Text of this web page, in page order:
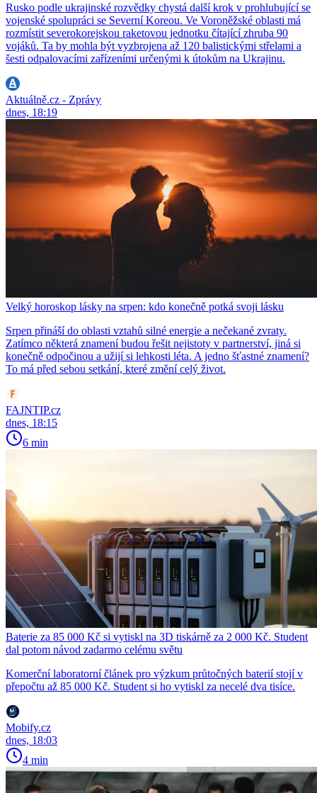
Rusko podle ukrajinské rozvědky chystá další krok v prohlubující se
vojenské spolupráci se Severní Koreou. Ve Voroněžské oblasti má
rozmístit severokorejskou raketovou jednotku čítající zhruba 90
vojáků. Ta by mohla být vyzbrojena až 120 balistickými střelami a
šesti odpalovacími zařízeními určenými k útokům na Ukrajinu.
Aktuálně.cz - Zprávy
dnes, 18:19
Velký horoskop lásky na srpen: kdo konečně potká svoji lásku
Srpen přináší do oblasti vztahů silné energie a nečekané zvraty.
Zatímco některá znamení budou řešit nejistoty v partnerství, jiná si
konečně odpočinou a užijí si lehkosti léta. A jedno šťastné znamení?
To má před sebou setkání, které změní celý život.
FAJNTIP.cz
dnes, 18:15
6 min
Baterie za 85 000 Kč si vytiskl na 3D tiskárně za 2 000 Kč. Student
dal potom návod zadarmo celému světu
Komerční laboratorní článek pro výzkum průtočných baterií stojí v
přepočtu až 85 000 Kč. Student si ho vytiskl za necelé dva tisíce.
Mobify.cz
dnes, 18:03
4 min